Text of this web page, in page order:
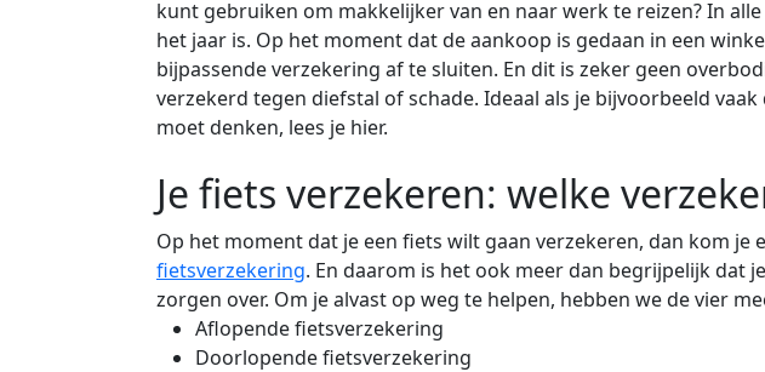
kunt gebruiken om makkelijker van en naar werk te reizen? In
het jaar is. Op het moment dat de aankoop is gedaan in een
bijpassende verzekering af te sluiten. En dit is zeker geen
verzekerd tegen diefstal of schade. Ideaal als je bijvoorbeeld
moet denken, lees je hier.
Je fiets verzekeren: welke
Op het moment dat je een fiets wilt gaan verzekeren, dan kom
fietsverzekering. En daarom is het ook meer dan begrijpelijk dat
zorgen over. Om je alvast op weg te helpen, hebben we de vier
Aflopende fietsverzekering
Doorlopende fietsverzekering